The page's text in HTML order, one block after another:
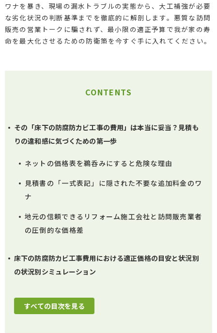
ワナを暴き、現場の漏水トラブルの実態から、大工補強が必要
な劣化状況の判断基準までを徹底的に解剖します。悪質な訪問
販売の営業トークに騙されず、最小限の適正予算で我が家の寿
命を最大化させるための防衛策を今すぐ手に入れてください。
CONTENTS
その「床下の防腐防カビ工事の費用」は本当に妥当？見積も
りの違和感に気づくための第一歩
ネットの価格表を鵜呑みにすると危険な理由
見積書の「一式表記」に隠された不要な追加料金のワ
ナ
地元の信頼できるリフォーム施工会社と訪問販売業者
の圧倒的な価格差
床下の防腐防カビ工事費用における適正価格の目安と状況別
の状況別シミュレーション
すべての目次を見る